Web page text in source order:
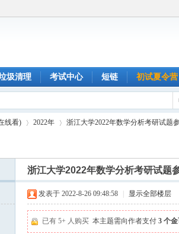
圾清理 考试中心 短链 初试夏令营
线看) 2022年
›
浙江大学2022年数学分析考研试题
浙江大学2022年数学分析考研试题
发表于 2022-8-26 09:48:58 显示全部楼层
已有 5+ 人购买 本主题需向作者支付 3 个